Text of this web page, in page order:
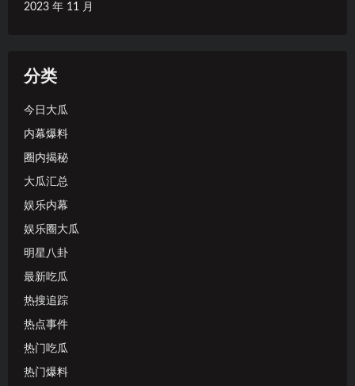
2023 年 11 月
分类
今日大瓜
内幕爆料
圈内揭秘
大瓜汇总
娱乐内幕
娱乐圈大瓜
明星八卦
最新吃瓜
热搜追踪
热点事件
热门吃瓜
热门爆料